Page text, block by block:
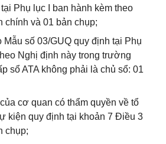
Phụ lục I ban hành kèm theo
chính và 01 bản chụp;
Mẫu số 03/GUQ quy định tại Phụ
Nghị định này trong trường
sổ ATA không phải là chủ sổ: 01
cơ quan có thẩm quyền về tổ
kiện quy định tại khoản 7 Điều 3
chụp;